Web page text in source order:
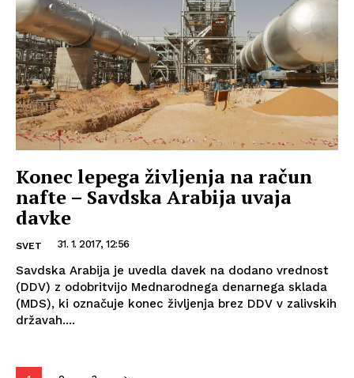
Konec lepega življenja na račun
nafte – Savdska Arabija uvaja
davke
SVET 31. 1. 2017, 12:56
Savdska Arabija je uvedla davek na dodano vrednost
(DDV) z odobritvijo Mednarodnega denarnega sklada
(MDS), ki označuje konec življenja brez DDV v zalivskih
državah....